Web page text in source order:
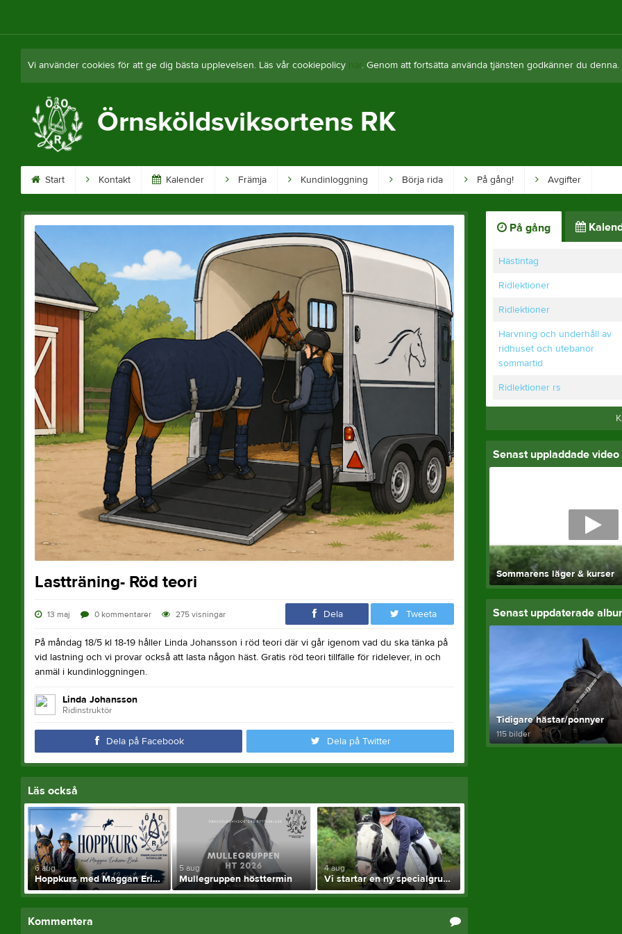
Vi använder cookies för att ge dig bästa upplevelsen. Läs vår cookiepolicy här. Genom att fortsätta använda tjänsten godkänner du denna.
Örnsköldsviksortens RK
Start Kontakt Kalender Främja Kundinloggning Börja rida På gång! Avgifter
Lastträning- Röd teori
13 maj 0 kommentarer 275visningar Dela Tweeta
På måndag 18/5 kl 18-19 håller Linda Johansson i röd teori där vi går igenom vad du ska tänka på
vid lastning och vi provar också att lasta någon häst. Gratis röd teori tillfälle för ridelever, in och
anmäl i kundinloggningen.
Linda Johansson
Ridinstruktör
Dela på Facebook Dela på Twitter
Läs också
6 aug
Hoppkurs med Maggan Eriksson-Bech 11-12 september
5 aug
Mullegruppen hösttermin
4 aug
Vi startar en ny specialgrupp
Kommentera
På gång
Hästintag
Ridlektioner
Ridlektioner
Harvning och underhåll av
ridhuset och utebanor
sommartid
Ridlektioner rs
Senast uppladdade video
Sommarens läger & kurser
Senast uppdaterade
Tidigare hästar/ponnyer
115 bilder